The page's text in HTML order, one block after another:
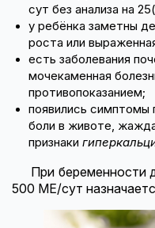
сут без анализа на
у ребёнка заметны
роста или
есть заболевания
мочекаменная
противопоказанием;
появились симптомы
боли в животе,
признаки
При беременности
500 МЕ/сут